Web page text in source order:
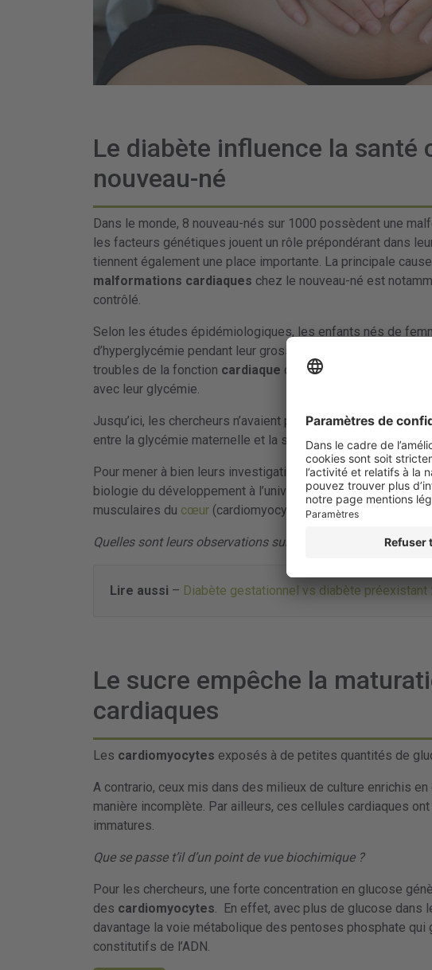
Le diabète influence la santé
nouveau-né
Dans le monde, 8 nouveau-nés sur 1000 possèdent une
les facteurs génétiques jouent un rôle prépondérant dans
tiennent également une place importante. La principale
malformations cardiaques chez le nouveau-né est
contrôlé.
Selon les études épidémiologiques, les enfants nés de
d’hyperglycémie pendant leur grossesse, sont deux à cinq
troubles de la fonction cardiaque comparativement aux
avec leur glycémie.
Jusqu’ici, les chercheurs n’avaient pas réussi décrypter les
entre la glycémie maternelle et la survenue demaladie
Pour mener à bien leurs investigations, les chercheurs
biologie du développement à l’université de Californie à
musculaires du cœur (cardiomyocytes) en développement à
Quelles sont leurs observations sur ces cellules cardiaques
Lire aussi – Diabète gestationnel vs diabète préexistant
Le sucre empêche la
cardiaques
Les cardiomyocytes exposés à de petites quantités de
A contrario, ceux mis dans des milieux de culture enrichis
manière incomplète. Par ailleurs, ces cellules cardiaques
immatures.
Que se passe t’il d’un point de vue biochimique ?
Pour les chercheurs, une forte concentration en glucose
des cardiomyocytes. En effet, avec plus de glucose dans
davantage la voie métabolique des pentoses phosphate
constitutifs de l’ADN.